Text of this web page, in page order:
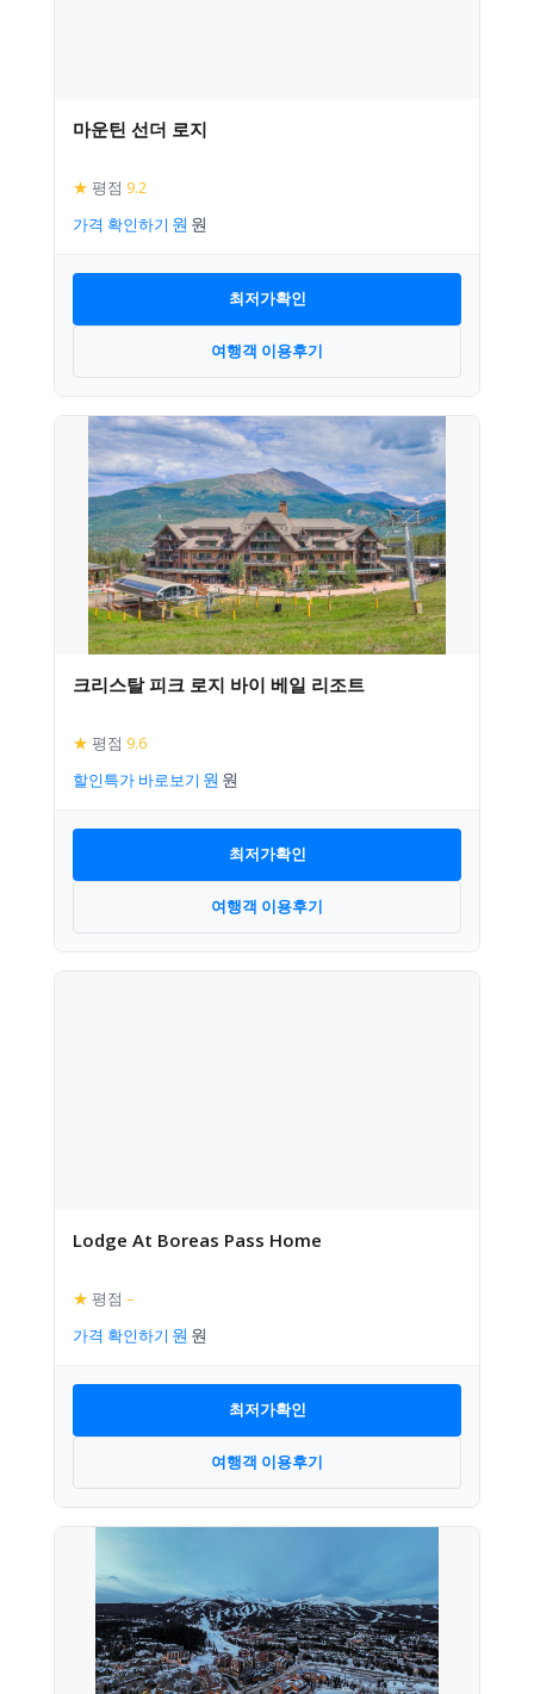
마운틴 선더 로지
★ 평점 9.2
가격 확인하기
최저가확인
여행객 이용후기
크리스탈 피크 로지 바이 베일 리조트
★ 평점 9.6
할인특가 바로보기
최저가확인
여행객 이용후기
Lodge At Boreas Pass Home
★ 평점 –
가격 확인하기
최저가확인
여행객 이용후기